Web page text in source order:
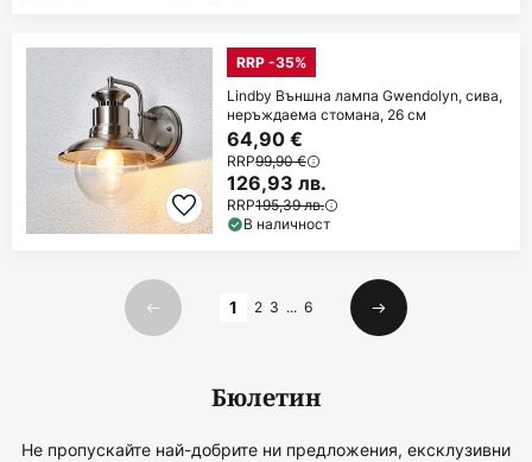
RRP -35%
Lindby Външна лампа Gwendolyn, сива,
неръждаема стомана, 26 см
64,90 €
RRP99,90 €
126,93 лв.
RRP195,39 лв.
В наличност
Предишна
1 2 3 ... 6
Следваща
Бюлетин
Не пропускайте най-добрите ни предложения, ексклузивни